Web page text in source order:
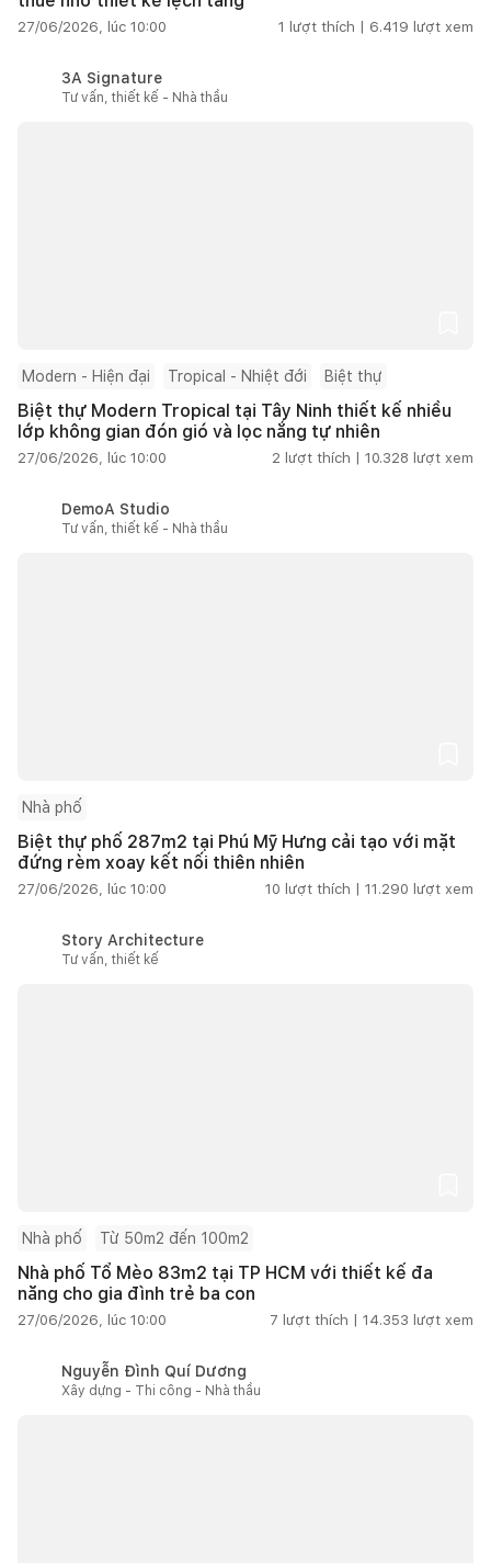
27/06/2026, lúc 10:00 1 lượt thích | 6.419 lượt xem
3A Signature
Tư vấn, thiết kế - Nhà thầu
Modern - Hiện đại Tropical - Nhiệt đới Biệt thự
Biệt thự Modern Tropical tại Tây Ninh thiết kế nhiều
lớp không gian đón gió và lọc nắng tự nhiên
27/06/2026, lúc 10:00 2 lượt thích | 10.328 lượt xem
DemoA Studio
Tư vấn, thiết kế - Nhà thầu
Nhà phố
Biệt thự phố 287m2 tại Phú Mỹ Hưng cải tạo với mặt
đứng rèm xoay kết nối thiên nhiên
27/06/2026, lúc 10:00 10 lượt thích | 11.290 lượt xem
Story Architecture
Tư vấn, thiết kế
Nhà phố Từ 50m2 đến 100m2
Nhà phố Tổ Mèo 83m2 tại TP HCM với thiết kế đa
năng cho gia đình trẻ ba con
27/06/2026, lúc 10:00 7 lượt thích | 14.353 lượt xem
Nguyễn Đình Quí Dương
Xây dựng - Thi công - Nhà thầu